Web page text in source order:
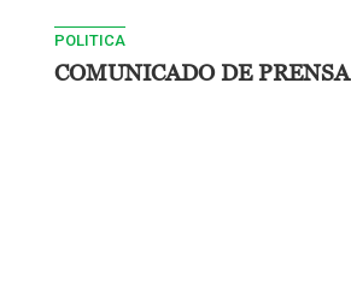
POLITICA
COMUNICADO DE PRENSA